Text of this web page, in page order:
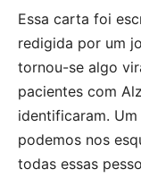
Essa carta foi
redigida por um
tornou-se algo
pacientes com
identificaram.
podemos nos
todas essas